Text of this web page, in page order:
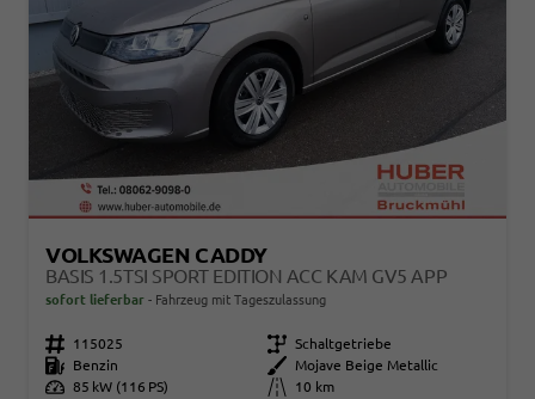
VOLKSWAGEN CADDY
BASIS 1.5TSI SPORT EDITION ACC KAM GV5 APP
sofort lieferbar Fahrzeug mit Tageszulassung
Fahrzeugnr. 115025 Getriebe Schaltgetriebe
Kraftstoff
Benzin Außenfarbe
Mojave Beige Metallic
Leistung 85 kW (116 PS) Kilometerstand
10 km